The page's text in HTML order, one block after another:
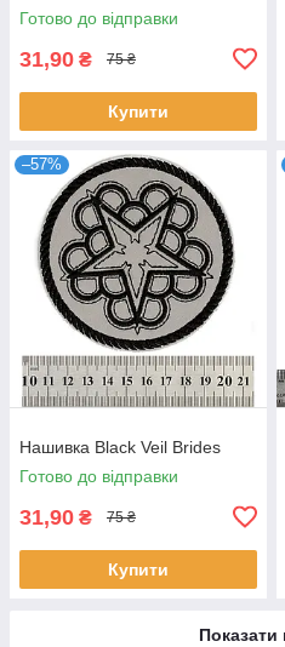
Готово до відправки
31,90 ₴ 75 ₴
Купити
–57%
Нашивка Black Veil Brides
Готово до відправки
31,90 ₴ 75 ₴
Купити
Показати